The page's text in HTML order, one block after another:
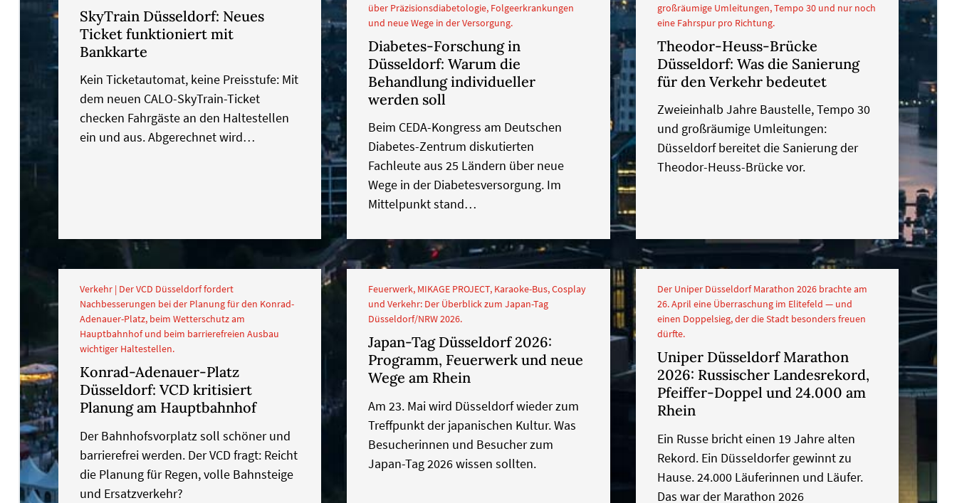
SkyTrain Düsseldorf: Neues
Ticket funktioniert mit
Bankkarte
Kein Ticketautomat, keine Preisstufe: Mit
dem neuen CALO-SkyTrain-Ticket
checken Fahrgäste an den Haltestellen
ein und aus. Abgerechnet wird…
über Präzisionsdiabetologie, Folgeerkrankungen
und neue Wege in der Versorgung.
Diabetes-Forschung in
Düsseldorf: Warum die
Behandlung individueller
werden soll
Beim CEDA-Kongress am Deutschen
Diabetes-Zentrum diskutierten
Fachleute aus 25 Ländern über neue
Wege in der Diabetesversorgung. Im
Mittelpunkt stand…
großräumige Umleitungen, Tempo 30 und nur noch
eine Fahrspur pro Richtung.
Theodor-Heuss-Brücke
Düsseldorf: Was die Sanierung
für den Verkehr bedeutet
Zweieinhalb Jahre Baustelle, Tempo 30
und großräumige Umleitungen:
Düsseldorf bereitet die Sanierung der
Theodor-Heuss-Brücke vor.
Verkehr | Der VCD Düsseldorf fordert
Nachbesserungen bei der Planung für den Konrad-
Adenauer-Platz, beim Wetterschutz am
Hauptbahnhof und beim barrierefreien Ausbau
wichtiger Haltestellen.
Konrad-Adenauer-Platz
Düsseldorf: VCD kritisiert
Planung am Hauptbahnhof
Der Bahnhofsvorplatz soll schöner und
barrierefrei werden. Der VCD fragt: Reicht
die Planung für Regen, volle Bahnsteige
und Ersatzverkehr?
Feuerwerk, MIKAGE PROJECT, Karaoke-Bus, Cosplay
und Verkehr: Der Überblick zum Japan-Tag
Düsseldorf/NRW 2026.
Japan-Tag Düsseldorf 2026:
Programm, Feuerwerk und neue
Wege am Rhein
Am 23. Mai wird Düsseldorf wieder zum
Treffpunkt der japanischen Kultur. Was
Besucherinnen und Besucher zum
Japan-Tag 2026 wissen sollten.
Der Uniper Düsseldorf Marathon 2026 brachte am
26. April eine Überraschung im Elitefeld — und
einen Doppelsieg, der die Stadt besonders freuen
dürfte.
Uniper Düsseldorf Marathon
2026: Russischer Landesrekord,
Pfeiffer-Doppel und 24.000 am
Rhein
Ein Russe bricht einen 19 Jahre alten
Rekord. Ein Düsseldorfer gewinnt zu
Hause. 24.000 Läuferinnen und Läufer.
Das war der Marathon 2026